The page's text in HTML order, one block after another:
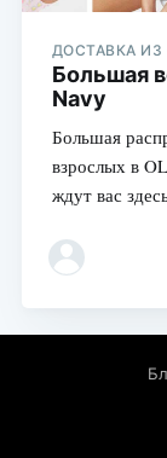
ДОСТАВКА
Большая
Navy
Большая
взрослых в
ждут вас